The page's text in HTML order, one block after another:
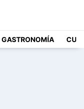
GASTRONOMÍA